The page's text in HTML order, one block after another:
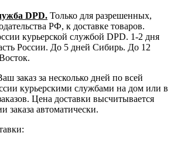
DPD. Только для разрешенных,
РФ, к доставке товаров.
курьерской службой DPD. 1-2 дня
России. До 5 дней Сибирь. До 12
заказ за несколько дней по всей
курьерскими службами на дом или в
Цена доставки высчитывается
заказа автоматически.